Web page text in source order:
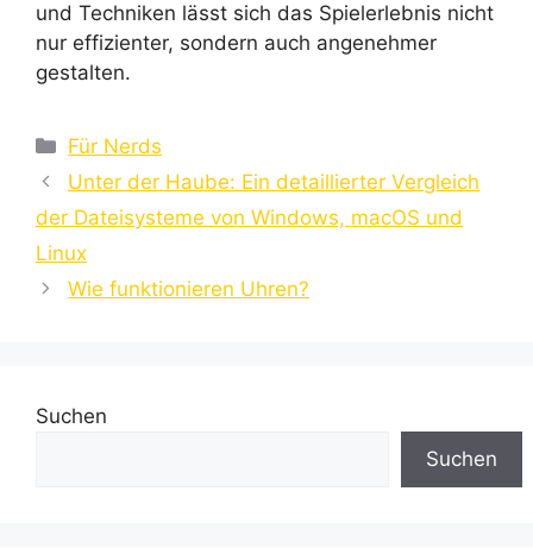
und Techniken lässt sich das Spielerlebnis nicht
nur effizienter, sondern auch angenehmer
gestalten.
Kategorien
Für Nerds
Unter der Haube: Ein detaillierter Vergleich
der Dateisysteme von Windows, macOS und
Linux
Wie funktionieren Uhren?
Suchen
Suchen